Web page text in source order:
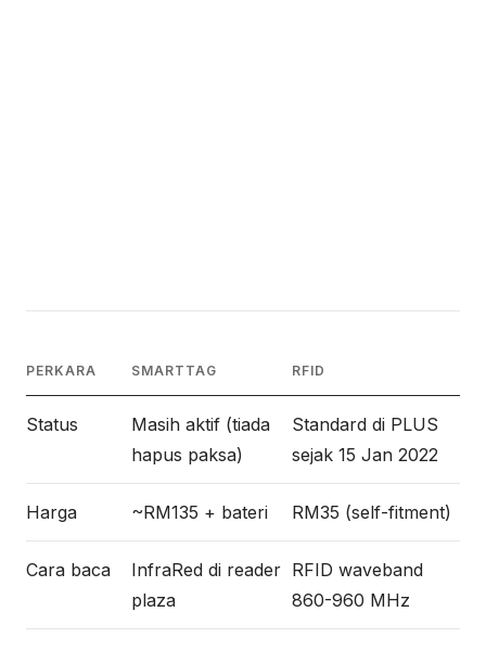
PERKARA SMARTTAG RFID
Status
Masih aktif (tiada
hapus paksa)
Standard di PLUS
sejak 15 Jan 2022
Harga ~RM135 + bateri RM35 (self-fitment)
Cara baca
InfraRed di reader
plaza
RFID waveband
860-960 MHz